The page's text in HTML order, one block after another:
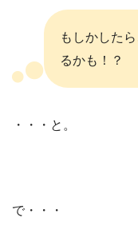
もしかした
るかも！？
・・・と。
で・・・